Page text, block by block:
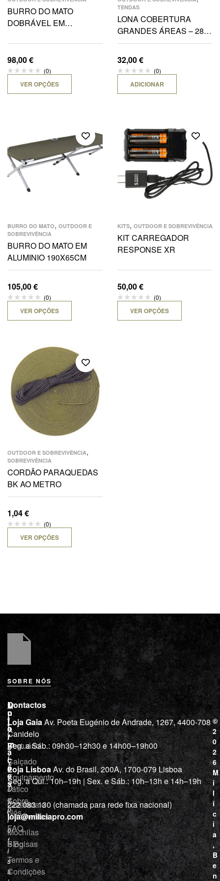
BURRO DO MATO
DOBRÁVEL EM
98,00€
(0)
VER OPÇÕES
TENDAS
LONA COBERTURA
GRANDES ÁREAS – 285
x 400 CM WOODLAND
32,00€
(0)
ADICIONAR
BURRO DO MATO, OUTDOOR E
SOBREVIVÊNCIA
BURRO DO MATO EM
ALUMINIO 190X65CM
105,00€
(0)
VER OPÇÕES
KITS, OUTDOOR E SOBREVIVÊNCIA
KIT CARREGADOR
RESPONSE XR
50,00€
(0)
VER OPÇÕES
OUTDOOR E SOBREVIVÊNCIA,
SOBREVIVÊNCIA
CORDÃO PARAQUEDAS
BK AO METRO
1,04€
(0)
VER OPÇÕES
SOBRE NÓS
M
i
l
í
c
i
a
“
D
e
p
r
o
f
i
s
s
L
o
j
a
Vestuário
Calçado
Equipamento
Tático
Cutelaria e
ferramentas
Mochilas
e Bolsas
I
n
f
o
r
m
a
ç
õ
e
s
Sobre
Nós
FAQ
Blog
Termos e
Condições
Contactos
Loja GaiaAv. Poeta Eugénio de Andrade, 1267, 4400-708
Canidelo
Seg. a Sáb.: 09h30–12h30 e 14h00–19h00
Loja LisboaAv. do Brasil, 200A, 1700-079 Lisboa
Seg. a Qui.: 10h–19h | Sex. e Sáb.: 10h–13h e 14h–19h
222 083 130 (chamada para rede fixa nacional)
loja@miliciapro.com
©
2
0
2
6
M
i
l
í
c
i
a
,
B
e
n